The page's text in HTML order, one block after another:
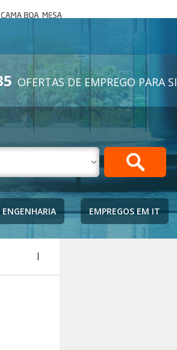
mesa
OFERTAS DE EMPREGO PARA SI
ENGENHARIA EMPREGOS EM IT
|